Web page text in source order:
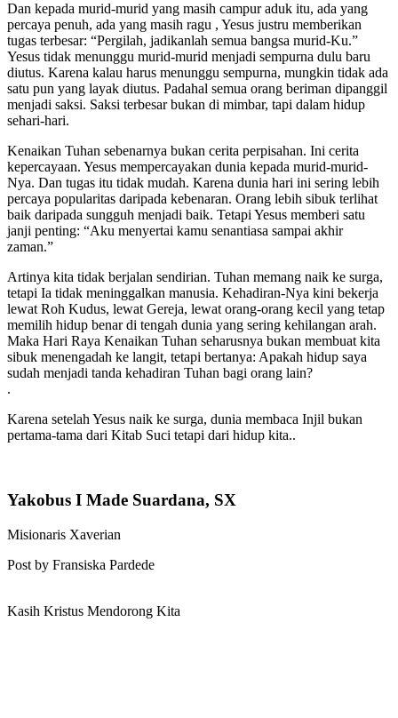
Dan kepada murid-murid yang masih campur aduk itu, ada yang
percaya penuh, ada yang masih ragu , Yesus justru memberikan
tugas terbesar: “Pergilah, jadikanlah semua bangsa murid-Ku.”
Yesus tidak menunggu murid-murid menjadi sempurna dulu baru
diutus. Karena kalau harus menunggu sempurna, mungkin tidak ada
satu pun yang layak diutus. Padahal semua orang beriman dipanggil
menjadi saksi. Saksi terbesar bukan di mimbar, tapi dalam hidup
sehari-hari.
Kenaikan Tuhan sebenarnya bukan cerita perpisahan. Ini cerita
kepercayaan. Yesus mempercayakan dunia kepada murid-murid-
Nya. Dan tugas itu tidak mudah. Karena dunia hari ini sering lebih
percaya popularitas daripada kebenaran. Orang lebih sibuk terlihat
baik daripada sungguh menjadi baik. Tetapi Yesus memberi satu
janji penting: “Aku menyertai kamu senantiasa sampai akhir
zaman.”
Artinya kita tidak berjalan sendirian. Tuhan memang naik ke surga,
tetapi Ia tidak meninggalkan manusia. Kehadiran-Nya kini bekerja
lewat Roh Kudus, lewat Gereja, lewat orang-orang kecil yang tetap
memilih hidup benar di tengah dunia yang sering kehilangan arah.
Maka Hari Raya Kenaikan Tuhan seharusnya bukan membuat kita
sibuk menengadah ke langit, tetapi bertanya: Apakah hidup saya
sudah menjadi tanda kehadiran Tuhan bagi orang lain?
.
Karena setelah Yesus naik ke surga, dunia membaca Injil bukan
pertama-tama dari Kitab Suci tetapi dari hidup kita..
Yakobus I Made Suardana, SX
Misionaris Xaverian
Post by Fransiska Pardede
Kasih Kristus Mendorong Kita